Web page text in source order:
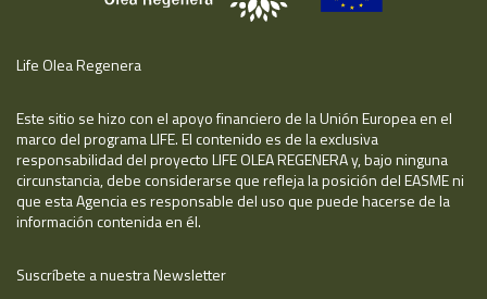
Life Olea Regenera
Este sitio se hizo con el apoyo financiero de la Unión Europea en el
marco del programa LIFE. El contenido es de la exclusiva
responsabilidad del proyecto LIFE OLEA REGENERA y, bajo ninguna
circunstancia, debe considerarse que refleja la posición del EASME ni
que esta Agencia es responsable del uso que puede hacerse de la
información contenida en él.
Suscríbete a nuestra Newsletter